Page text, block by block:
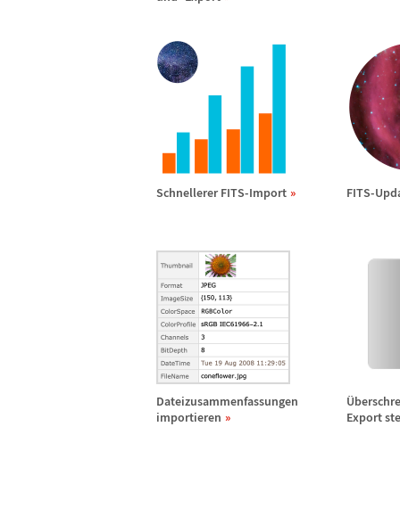
Schnellerer FITS-Import FITS-
Dateizusammenfassungen
importieren
Ü
Export